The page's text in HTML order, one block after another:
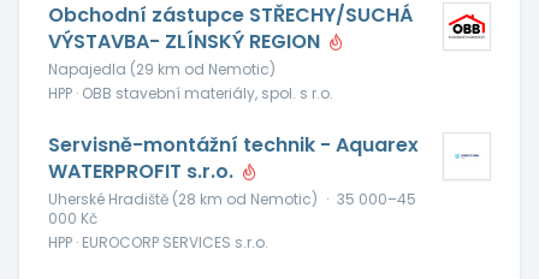
Obchodní zástupce STŘECHY/SUCHÁ
VÝSTAVBA- ZLÍNSKÝ REGION
Napajedla (29 km od Nemotic)
HPP · OBB stavební materiály, spol. s r.o.
Servisně-montážní technik - Aquarex
WATERPROFIT s.r.o.
Uherské Hradiště (28 km od Nemotic) · 35 000–45
000 Kč
HPP · EUROCORP SERVICES s.r.o.